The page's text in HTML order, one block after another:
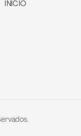
INICIO